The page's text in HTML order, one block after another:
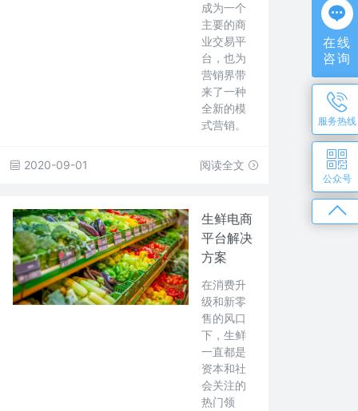
成为一个
主要的商
业交易平
台，也为
营销界带
来了一种
全新的模
式营销。
2020-09-01 阅读全文
生鲜电商
平台解决
方案
在消费升
级和新零
售的风口
下，生鲜
一直都是
资本和社
会关注的
热门领
在线
咨询
服务热线
公众号